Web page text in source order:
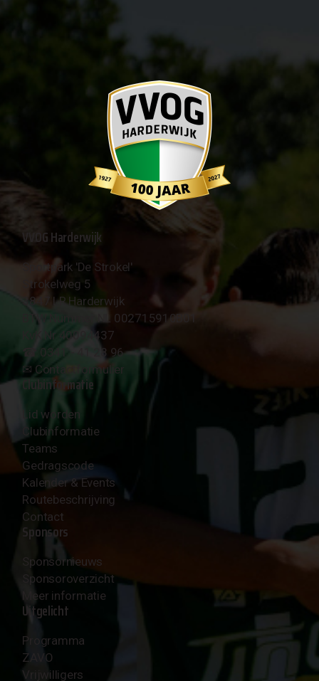
VVOG Harderwijk
Sportpark 'De Strokel'
Strokelweg 5
3847 LR Harderwijk
BTW Nummer NL 002715910B01
KvK Nr 40094437
☎︎ 0341 - 41 28 96
✉︎ Contactformulier
Clubinformatie
Lid worden
Clubinformatie
Teams
Gedragscode
Kalender & Events
Routebeschrijving
Contact
Sponsors
Sponsornieuws
Sponsoroverzicht
Meer informatie
Uitgelicht
Programma
ZAVO
Vrijwilligers